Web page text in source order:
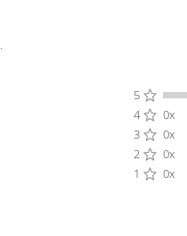
5
4
0x
3
0x
2
0x
1
0x